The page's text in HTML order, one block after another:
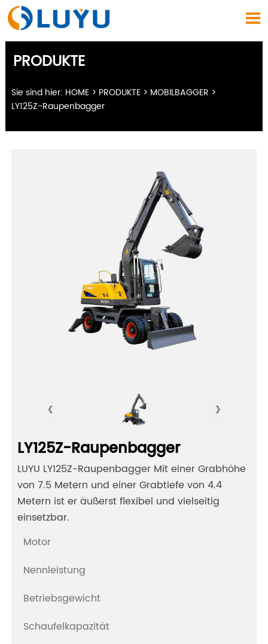

PRODUKTE
Sie sind hier: HOME> PRODUKTE> MOBILBAGGER >
LY125Z-Raupenbagger
‹ ›
LY125Z-Raupenbagger
LUYU LY125Z-Raupenbagger Mit einer Grabhöhe
von 7.5 Metern und einer Grabtiefe von 4.4
Metern ist er äußerst flexibel und vielseitig
einsetzbar.
Motor
Nennleistung
Betriebsgewicht
Schaufelkapazität